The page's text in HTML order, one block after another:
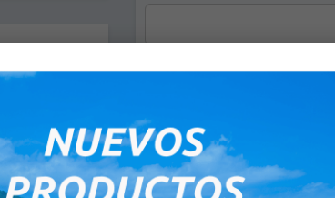
Fr Sa
4 5 Observaciones: